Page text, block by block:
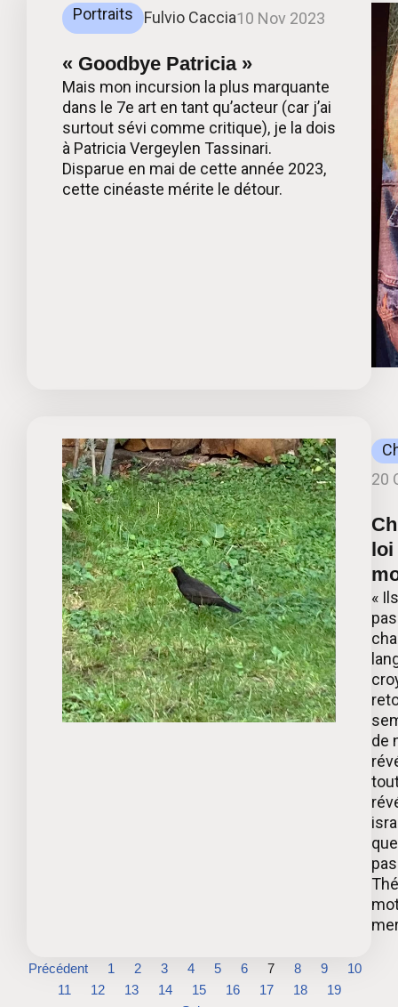
Portraits Fulvio Caccia10 Nov 2023
« Goodbye Patricia »
Mais mon incursion la plus marquante
dans le 7e art en tant qu’acteur (car j’ai
surtout sévi comme critique), je la dois
à Patricia Vergeylen Tassinari.
Disparue en mai de cette année 2023,
cette cinéaste mérite le détour.
20
«
de
Précédent 1 2 3 4 5 6 7 8 9
10
11
12 13 14 15 16 17 18
19